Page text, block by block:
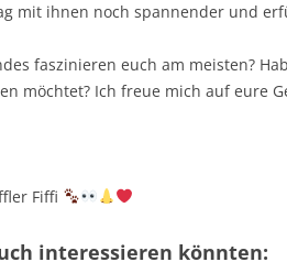
mit ihnen noch spannender und
faszinieren euch am meisten?
möchtet? Ich freue mich auf eure
Fiffi
interessieren könnten: